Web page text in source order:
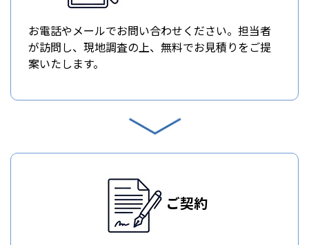
お電話やメールでお問い合わせください。担当者
が訪問し、現地調査の上、無料でお見積りをご提
案いたします。
ご契約